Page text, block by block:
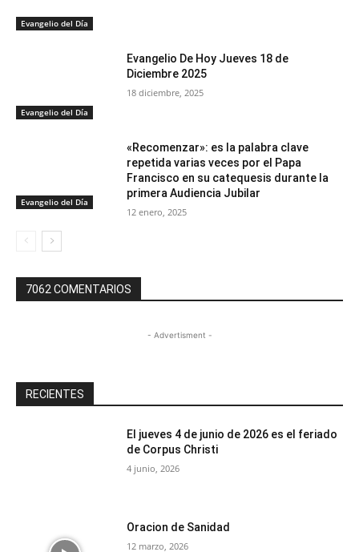
Evangelio del Día
Evangelio del Día
Evangelio De Hoy Jueves 18 de
Diciembre 2025
18 diciembre, 2025
Evangelio del Día
«Recomenzar»: es la palabra clave
repetida varias veces por el Papa
Francisco en su catequesis durante la
primera Audiencia Jubilar
12 enero, 2025
7062 COMENTARIOS
- Advertisment -
RECIENTES
El jueves 4 de junio de 2026 es el feriado
de Corpus Christi
4 junio, 2026
Oracion de Sanidad
12 marzo, 2026